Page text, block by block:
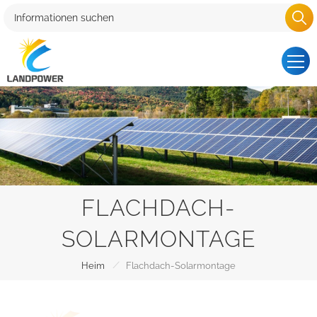
FLACHDACH-
SOLARMONTAGE
Heim / Flachdach-Solarmontage